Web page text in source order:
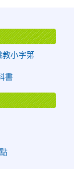
教小字第
書